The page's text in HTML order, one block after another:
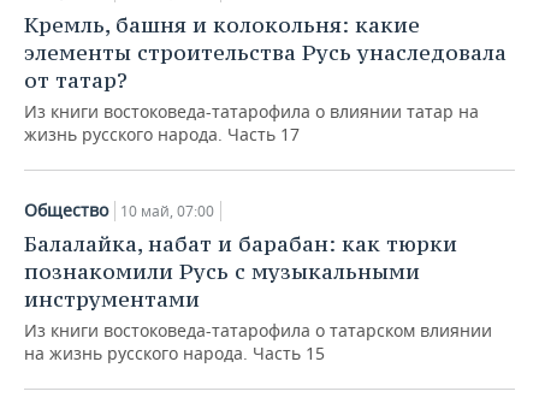
Кремль, башня и колокольня: какие
элементы строительства Русь унаследовала
от татар?
Из книги востоковеда-татарофила о влиянии татар на
жизнь русского народа. Часть 17
Общество 10 май, 07:00
Балалайка, набат и барабан: как тюрки
познакомили Русь с музыкальными
инструментами
Из книги востоковеда-татарофила о татарском влиянии
на жизнь русского народа. Часть 15